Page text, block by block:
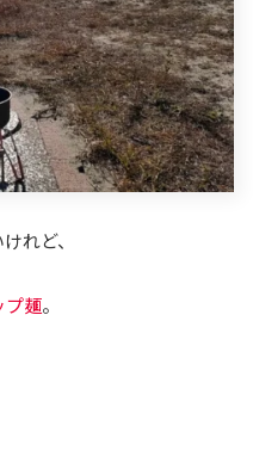
れど、
プ麺。